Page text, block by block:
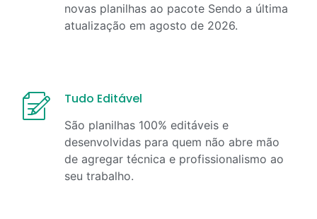
novas planilhas ao pacote Sendo a última
atualização em agosto de 2026.
Tudo Editável
São planilhas 100% editáveis e
desenvolvidas para quem não abre mão
de agregar técnica e profissionalismo ao
seu trabalho.